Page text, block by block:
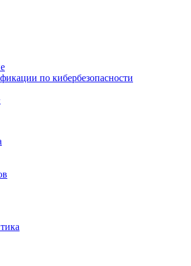
по кибербезопасности